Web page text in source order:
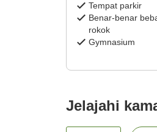
Tempat parkir
Benar-benar
rokok
Gymnasium
Jelajahi